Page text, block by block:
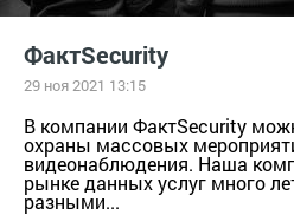
ФактSecurity
29 ноя 2021 13:15
В компании ФактSecurity
охраны массовых
видеонаблюдения. Наша
рынке данных услуг много
разными...